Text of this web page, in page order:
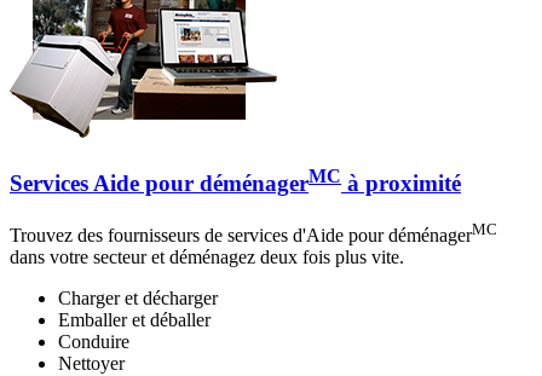
Services Aide pour déménagerMC à proximité
Trouvez des fournisseurs de services d'Aide pour déménagerMC
dans votre secteur et déménagez deux fois plus vite.
Charger et décharger
Emballer et déballer
Conduire
Nettoyer